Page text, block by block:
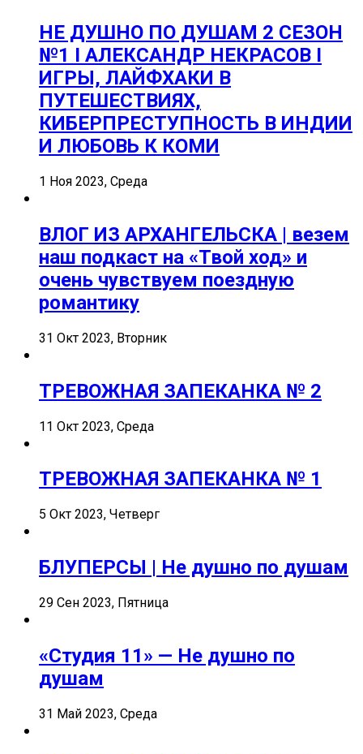
НЕ ДУШНО ПО ДУШАМ 2 СЕЗОН
№1 I АЛЕКСАНДР НЕКРАСОВ I
ИГРЫ, ЛАЙФХАКИ В
ПУТЕШЕСТВИЯХ,
КИБЕРПРЕСТУПНОСТЬ В ИНДИИ
И ЛЮБОВЬ К КОМИ
1 Ноя 2023, Среда
ВЛОГ ИЗ АРХАНГЕЛЬСКА | везем
наш подкаст на «Твой ход» и
очень чувствуем поездную
романтику
31 Окт 2023, Вторник
ТРЕВОЖНАЯ ЗАПЕКАНКА № 2
11 Окт 2023, Среда
ТРЕВОЖНАЯ ЗАПЕКАНКА № 1
5 Окт 2023, Четверг
БЛУПЕРСЫ | Не душно по душам
29 Сен 2023, Пятница
«Студия 11» — Не душно по
душам
31 Май 2023, Среда